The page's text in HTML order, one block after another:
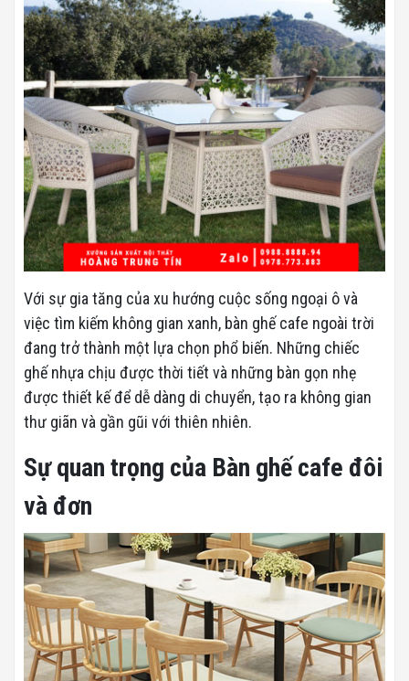
Với sự gia tăng của xu hướng cuộc sống ngoại ô và
việc tìm kiếm không gian xanh, bàn ghế cafe ngoài trời
đang trở thành một lựa chọn phổ biến. Những chiếc
ghế nhựa chịu được thời tiết và những bàn gọn nhẹ
được thiết kế để dễ dàng di chuyển, tạo ra không gian
thư giãn và gần gũi với thiên nhiên.
Sự quan trọng của Bàn ghế cafe đôi
và đơn